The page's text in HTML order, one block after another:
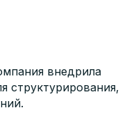
внедрила
структурирования,